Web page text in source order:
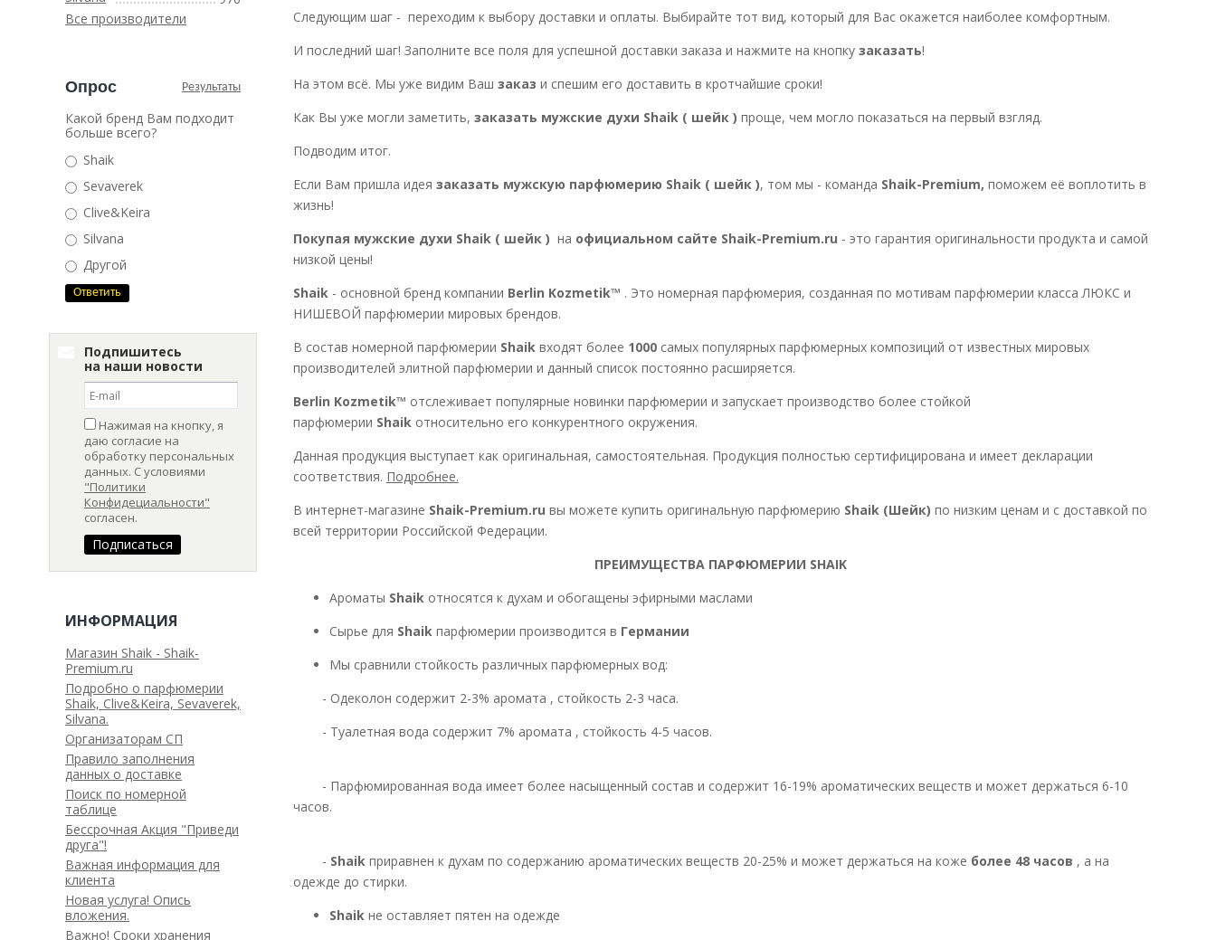
Все производители
Опрос Результаты
Какой бренд Вам подходит
больше всего?
Shaik
Sevaverek
Clive&Keira
Silvana
Другой
Подпишитесь
на наши новости
Нажимая на кнопку, я
даю согласие на
обработку персональных
данных. С условиями
"Политики
Конфидециальности"
согласен.
ИНФОРМАЦИЯ
Магазин Shaik - Shaik-
Premium.ru
Подробно о парфюмерии
Shaik, Clive&Keira, Sevaverek,
Silvana.
Организаторам СП
Правило заполнения
данных о доставке
Поиск по номерной
таблице
Бессрочная Акция "Приведи
друга"!
Важная информация для
клиента
Новая услуга! Опись
вложения.
Важно! Сроки хранения
Следующим шаг - переходим к выбору доставки и оплаты. Выбирайте тот вид, который для Вас окажется наиболее комфортным.
И последний шаг! Заполните все поля для успешной доставки заказа и нажмите на кнопку заказать!
На этом всё. Мы уже видим Ваш заказ и спешим его доставить в кротчайшие сроки!
Как Вы уже могли заметить, заказать мужские духи Shaik ( шейк ) проще, чем могло показаться на первый взгляд.
Подводим итог.
Если Вам пришла идея заказать мужскую парфюмерию Shaik ( шейк ), том мы - команда Shaik-Premium, поможем её воплотить в
жизнь!
Покупая мужские духи Shaik ( шейк ) на официальном сайте Shaik-Premium.ru - это гарантия оригинальности продукта и самой
низкой цены!
Shaik - основной бренд компании Berlin Kozmetik™ . Это номерная парфюмерия, созданная по мотивам парфюмерии класса ЛЮКС и
НИШЕВОЙ парфюмерии мировых брендов.
В состав номерной парфюмерии Shaik входят более 1000самых популярных парфюмерных композиций от известных мировых
производителей элитной парфюмерии и данный список постоянно расширяется.
Berlin Kozmetik™ отслеживает популярные новинки парфюмерии и запускает производство более стойкой
парфюмерии Shaik относительно его конкурентного окружения.
Данная продукция выступает как оригинальная, самостоятельная. Продукция полностью сертифицирована и имеет декларации
соответствия. Подробнее.
В интернет-магазине Shaik-Premium.ru вы можете купить оригинальную парфюмерию Shaik (Шейк) по низким ценам и с доставкой по
всей территории Российской Федерации.
ПРЕИМУЩЕСТВА ПАРФЮМЕРИИ SHAIK
Ароматы Shaik относятся к духам и обогащены эфирными маслами
Сырье для Shaik парфюмерии производится в Германии
Мы сравнили стойкость различных парфюмерных вод:
- Одеколон содержит 2-3% аромата , стойкость 2-3 часа.
- Туалетная вода содержит 7% аромата , стойкость 4-5 часов.
- Парфюмированная вода имеет более насыщенный состав и содержит 16-19% ароматических веществ и может держаться 6-10
часов.
- Shaik приравнен к духам по содержанию ароматических веществ 20-25% и может держаться на коже более 48 часов , а на
одежде до стирки.
Shaik не оставляет пятен на одежде